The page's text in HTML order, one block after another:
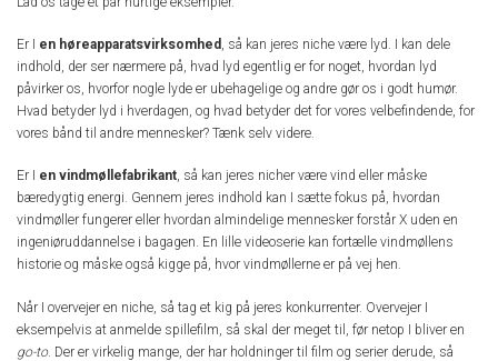
Er I en høreapparatsvirksomhed , så kan jeres niche være lyd. I kan dele
indhold, der ser nærmere på, hvad lyd egentlig er for noget, hvordan lyd
påvirker os, hvorfor nogle lyde er ubehagelige og andre gør os i godt humør.
Hvad betyder lyd i hverdagen, og hvad betyder det for vores velbefindende, for
vores bånd til andre mennesker? Tænk selv videre.
Er I en vindmøllefabrikant, så kan jeres nicher være vind eller måske
bæredygtig energi. Gennem jeres indhold kan I sætte fokus på, hvordan
vindmøller fungerer eller hvordan almindelige mennesker forstår X uden en
ingeniøruddannelse i bagagen. En lille videoserie kan fortælle vindmøllens
historie og måske også kigge på, hvor vindmøllerne er på vej hen.
Når I overvejer en niche, så tag et kig på jeres konkurrenter. Overvejer I
eksempelvis at anmelde spillefilm, så skal der meget til, før netop I bliver en
go-to. Der er virkelig mange, der har holdninger til film og serier derude, så